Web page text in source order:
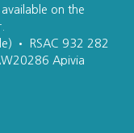
on the
• RSAC 932 282
Apivia